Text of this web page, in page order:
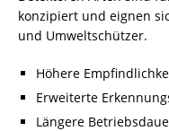
konzipiert und eignen
und Umweltschützer.
Höhere
Erweiterte
Längere